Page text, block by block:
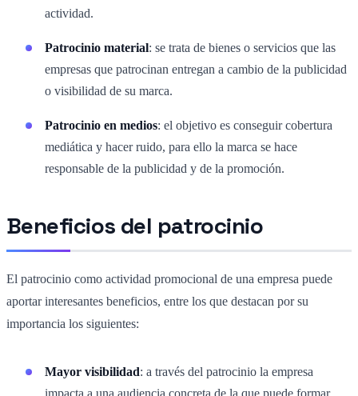
actividad.
Patrocinio material: se trata de bienes o servicios que las
empresas que patrocinan entregan a cambio de la publicidad
o visibilidad de su marca.
Patrocinio en medios: el objetivo es conseguir cobertura
mediática y hacer ruido, para ello la marca se hace
responsable de la publicidad y de la promoción.
Beneficios del patrocinio
El patrocinio como actividad promocional de una empresa puede
aportar interesantes beneficios, entre los que destacan por su
importancia los siguientes:
Mayor visibilidad: a través del patrocinio la empresa
impacta a una audiencia concreta de la que puede formar